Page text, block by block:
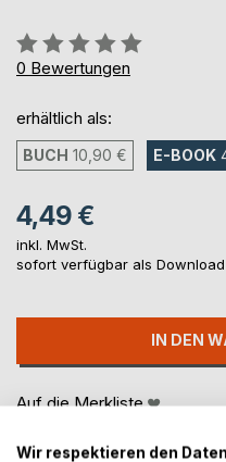
Bewertung::
0%
0 Bewertungen
erhältlich als:
BUCH 10,90 € E-BOOK
4,49 €
inkl. MwSt.
sofort verfügbar als Download
IN DEN
Auf die Merkliste
Wir respektieren den